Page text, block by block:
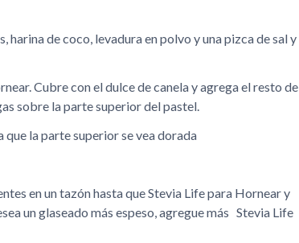
harina de coco, levadura en polvo y una pizca de sal y
Cubre con el dulce de canela y agrega el resto
sobre la parte superior del pastel.
la parte superior se vea dorada
en un tazón hasta que Stevia Life para Hornear y
un glaseado más espeso, agregue más Stevia Life